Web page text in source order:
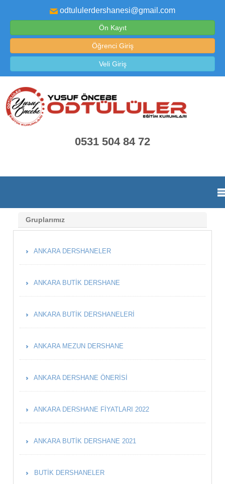
odtululerdershanesi@gmail.com
Ön Kayıt
Öğrenci Giriş
Veli Giriş
0531 504 84 72
Gruplarımız
ANKARA DERSHANELER
ANKARA BUTIK DERSHANE
ANKARA BUTIK DERSHANELERI
ANKARA MEZUN DERSHANE
ANKARA DERSHANE ÖNERISI
ANKARA DERSHANE FIYATLARI 2022
ANKARA BUTIK DERSHANE 2021
BUTIK DERSHANELER